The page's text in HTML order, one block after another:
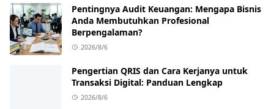
Pentingnya Audit Keuangan: Mengapa Bisnis
Anda Membutuhkan Profesional
Berpengalaman?
2026/8/6
Pengertian QRIS dan Cara Kerjanya untuk
Transaksi Digital: Panduan Lengkap
2026/8/6